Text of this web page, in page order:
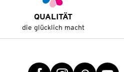
QUALITÄT
die glücklich macht